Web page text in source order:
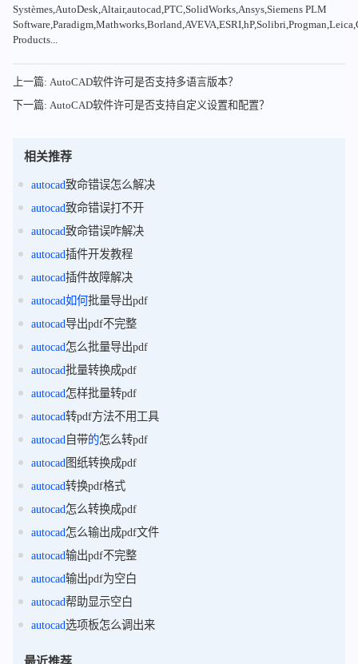
Systèmes,AutoDesk,Altair,autocad,PTC,SolidWorks,Ansys,Siemens PLM
Products...
上一篇: AutoCAD软件许可是否支持多语言版本？
下一篇: AutoCAD软件许可是否支持自定义设置和配置？
相关推荐
autocad致命错误怎么解决
autocad致命错误打不开
autocad致命错误咋解决
autocad插件开发教程
autocad插件故障解决
autocad如何批量导出pdf
autocad导出pdf不完整
autocad怎么批量导出pdf
autocad批量转换成pdf
autocad怎样批量转pdf
autocad转pdf方法不用工具
autocad自带的怎么转pdf
autocad图纸转换成pdf
autocad转换pdf格式
autocad怎么转换成pdf
autocad怎么输出成pdf文件
autocad输出pdf不完整
autocad输出pdf为空白
autocad帮助显示空白
autocad选项板怎么调出来